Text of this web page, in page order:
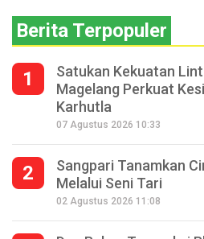
Berita Terpopuler
1
Satukan Kekuatan
Magelang Perkuat
Karhutla
07 Agustus 2026 10:33
2
Sangpari Tanamkan
Melalui Seni Tari
02 Agustus 2026 11:08